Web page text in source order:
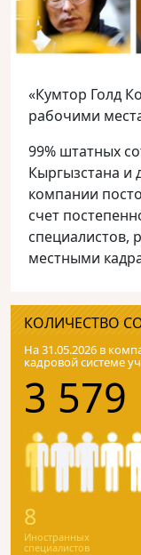
«Кумтор Голд
рабочими
99% штатных
Кыргызстана и
компании
счет
специалистов,
местными
КОЛИЧЕСТВО
На 31.05.2026 в
кадровой системе
3 579
8
Иностранных
специалистов